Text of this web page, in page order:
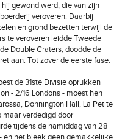
gewond werd, die van zijn
veroveren. Daarbij
en grond bezetten terwijl de
te veroveren leidde Tweede
Double Craters, doodde de
aan. Tot zover de eerste fase.
de 31ste Divisie oprukken
- 2/16 Londons - moest hen
Donnington Hall, La Petite
maar verdedigd door
tijdens de namiddag van 28